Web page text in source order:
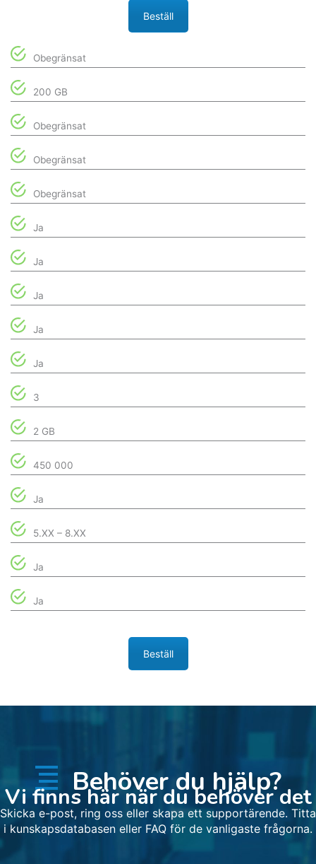
Beställ
Obegränsat
200 GB
Obegränsat
Obegränsat
Obegränsat
Ja
Ja
Ja
Ja
Ja
3
2 GB
450 000
Ja
5.XX – 8.XX
Ja
Ja
Beställ
Behöver du hjälp?
Vi finns här när du behöver det
Skicka e-post, ring oss eller skapa ett supportärende. Titta
i kunskapsdatabasen eller FAQ för de vanligaste frågorna.